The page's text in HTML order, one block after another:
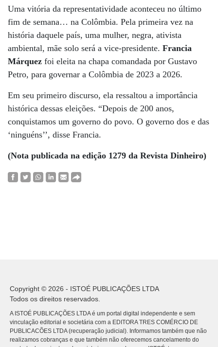
Uma vitória da representatividade aconteceu no último
fim de semana… na Colômbia. Pela primeira vez na
história daquele país, uma mulher, negra, ativista
ambiental, mãe solo será a vice-presidente. Francia
Márquez foi eleita na chapa comandada por Gustavo
Petro, para governar a Colômbia de 2023 a 2026.
Em seu primeiro discurso, ela ressaltou a importância
histórica dessas eleições. “Depois de 200 anos,
conquistamos um governo do povo. O governo dos e das
‘ninguéns’’, disse Francia.
(Nota publicada na edição 1279 da Revista Dinheiro)
Copyright © 2026 - ISTOÉ PUBLICAÇÕES LTDA
Todos os direitos reservados.
A ISTOÉ PUBLICAÇÕES LTDA é um portal digital independente e sem
vinculação editorial e societária com a EDITORA TRES COMÉRCIO DE
PUBLICACÕES LTDA (recuperação judicial). Informamos também que não
realizamos cobranças e que também não oferecemos cancelamento do